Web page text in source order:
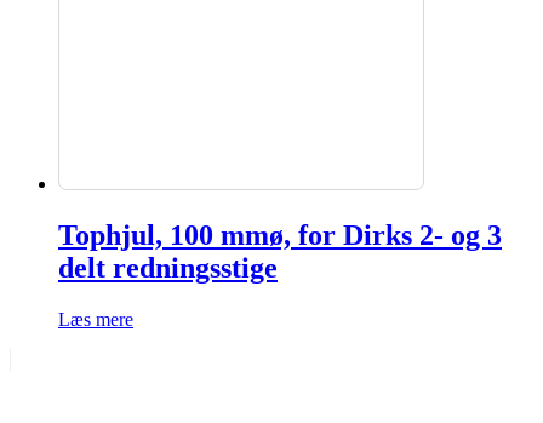
Tophjul, 100 mmø, for Dirks 2- og 3
delt redningsstige
Læs mere